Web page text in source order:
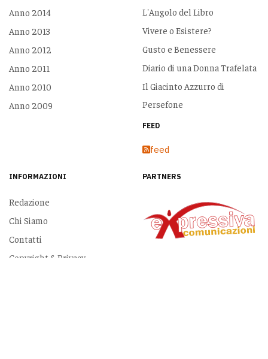
Anno 2014
Anno 2013
Anno 2012
Anno 2011
Anno 2010
Anno 2009
L'Angolo del Libro
Vivere o Esistere?
Gusto e Benessere
Diario di una Donna Trafelata
Il Giacinto Azzurro di
Persefone
FEED
feed
INFORMAZIONI
Redazione
Chi Siamo
Contatti
Copyright & Privacy
PARTNERS